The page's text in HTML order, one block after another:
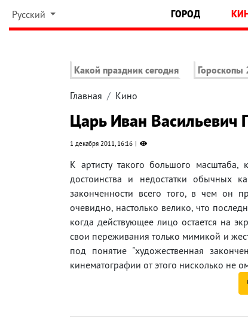
Русский ГОРОД
Какой праздник сегодня Гороскопы
Главная Кино
Царь Иван Васильевич
1 декабря 2011, 16:16
К артисту такого большого
достоинства и недостатки обычных
законченности всего того, в чем он
очевидно, настолько велико, что
когда действующее лицо остается на
свои переживания только мимикой и
под понятие "художественная
кинематографии от этого нисколько не